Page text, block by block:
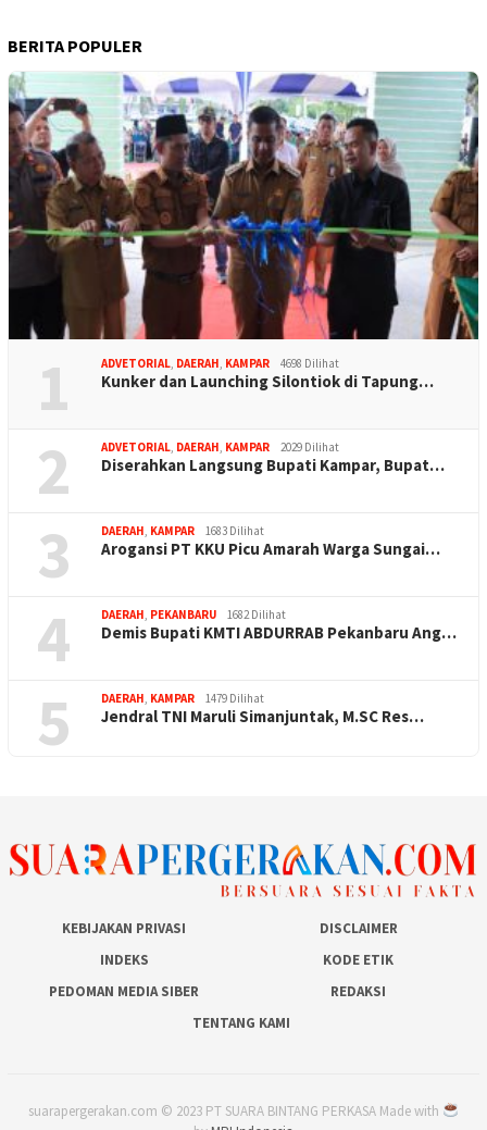
BERITA POPULER
1 ADVETORIAL, DAERAH, KAMPAR 4698 Dilihat
Kunker dan Launching Silontiok di Tapung…
2 ADVETORIAL, DAERAH, KAMPAR 2029 Dilihat
Diserahkan Langsung Bupati Kampar, Bupat…
3 DAERAH, KAMPAR 1683 Dilihat
Arogansi PT KKU Picu Amarah Warga Sungai…
4 DAERAH, PEKANBARU 1682 Dilihat
Demis Bupati KMTI ABDURRAB Pekanbaru Ang…
5 DAERAH, KAMPAR 1479 Dilihat
Jendral TNI Maruli Simanjuntak, M.SC Res…
KEBIJAKAN PRIVASI
DISCLAIMER
INDEKS
KODE ETIK
PEDOMAN MEDIA SIBER
REDAKSI
TENTANG KAMI
suarapergerakan.com © 2023 PT SUARA BINTANG PERKASA Made with